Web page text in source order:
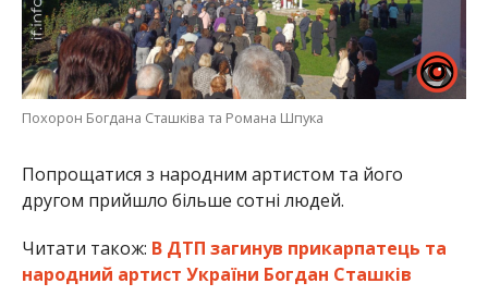
Похорон Богдана Сташківа та Романа Шпука
Попрощатися з народним артистом та його
другом прийшло більше сотні людей.
Читати також: В ДТП загинув прикарпатець та
народний артист України Богдан Сташків